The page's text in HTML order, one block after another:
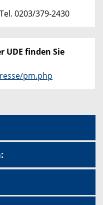
0203/379-2430
UDE finden Sie
pm.php